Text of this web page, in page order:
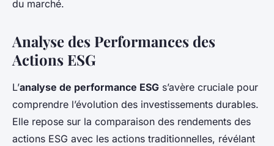
du marché.
Analyse des Performances des
Actions ESG
L’analyse de performance ESG s’avère cruciale pour
comprendre l’évolution des investissements durables.
Elle repose sur la comparaison des rendements des
actions ESG avec les actions traditionnelles, révélant